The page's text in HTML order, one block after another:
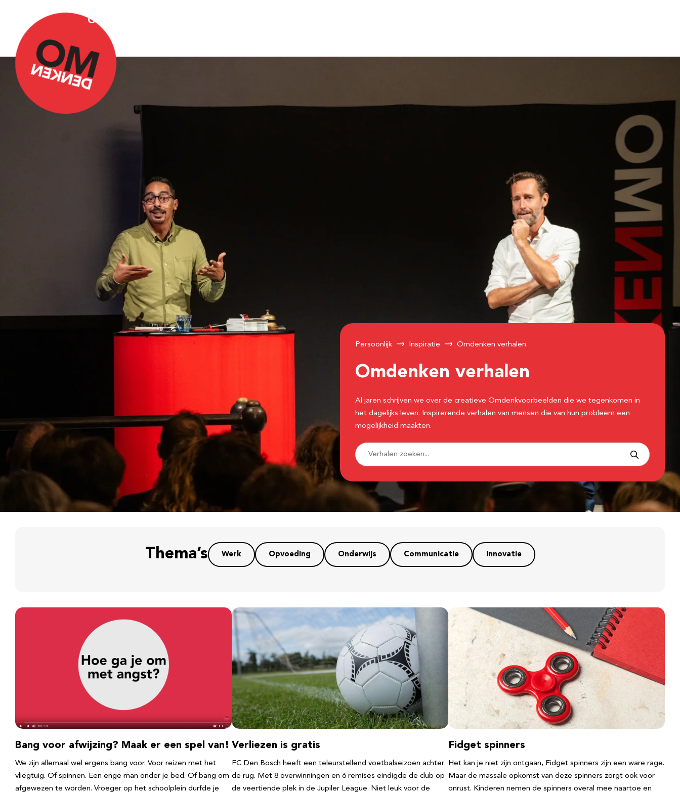
Over Omdenken
Persoonlijk Inspiratie Omdenken verhalen
Omdenken verhalen
Al jaren schrijven we over de creatieve Omdenkvoorbeelden die we tegenkomen in
het dagelijks leven. Inspirerende verhalen van mensen die van hun probleem een
mogelijkheid maakten.
Thema’s Werk Opvoeding Onderwijs Communicatie Innovatie
Bang voor afwijzing? Maak er een spel van!
We zijn allemaal wel ergens bang voor. Voor reizen met het
vliegtuig. Of spinnen. Een enge man onder je bed. Of bang om
afgewezen te worden. Vroeger op het schoolplein durfde je
Verliezen is gratis
FC Den Bosch heeft een teleurstellend voetbalseizoen achter
de rug. Met 8 overwinningen en 6 remises eindigde de club op
de veertiende plek in de Jupiler League. Niet leuk voor de
Fidget spinners
Het kan je niet zijn ontgaan, Fidget spinners zijn een ware rage.
Maar de massale opkomst van deze spinners zorgt ook voor
onrust. Kinderen nemen de spinners overal mee naartoe en